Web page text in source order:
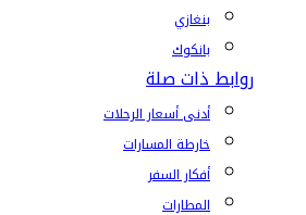
بنغازي
بانكوك
روابط ذات صلة
أدنى أسعار الرحلات
خارطة المسارات
أفكار السفر
المطارات